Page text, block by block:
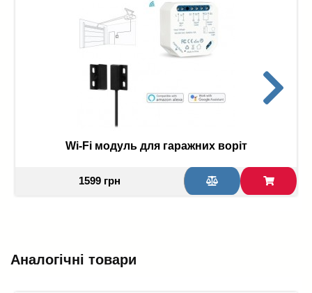
Wi-Fi модуль для гаражних воріт
1599 грн
Аналогічні товари